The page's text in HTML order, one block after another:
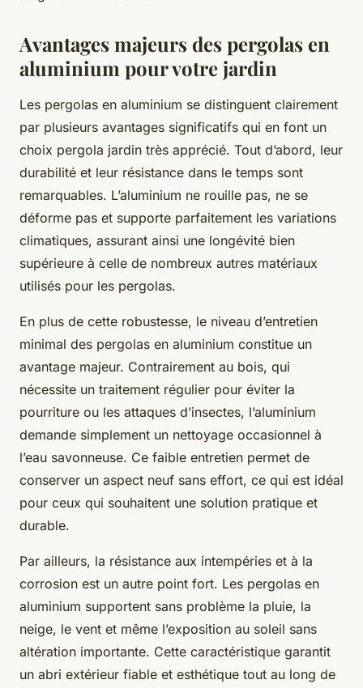
Avantages majeurs des pergolas en
aluminium pour votre jardin
Les pergolas en aluminium se distinguent clairement
par plusieurs avantages significatifs qui en font un
choix pergola jardin très apprécié. Tout d’abord, leur
durabilité et leur résistance dans le temps sont
remarquables. L’aluminium ne rouille pas, ne se
déforme pas et supporte parfaitement les variations
climatiques, assurant ainsi une longévité bien
supérieure à celle de nombreux autres matériaux
utilisés pour les pergolas.
En plus de cette robustesse, le niveau d’entretien
minimal des pergolas en aluminium constitue un
avantage majeur. Contrairement au bois, qui
nécessite un traitement régulier pour éviter la
pourriture ou les attaques d’insectes, l’aluminium
demande simplement un nettoyage occasionnel à
l’eau savonneuse. Ce faible entretien permet de
conserver un aspect neuf sans effort, ce qui est idéal
pour ceux qui souhaitent une solution pratique et
durable.
Par ailleurs, la résistance aux intempéries et à la
corrosion est un autre point fort. Les pergolas en
aluminium supportent sans problème la pluie, la
neige, le vent et même l’exposition au soleil sans
altération importante. Cette caractéristique garantit
un abri extérieur fiable et esthétique tout au long de